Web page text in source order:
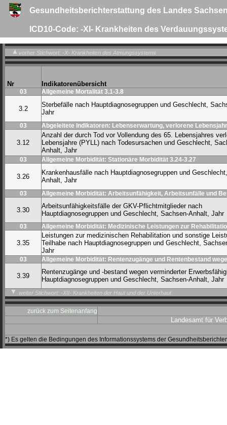
Gesundheitsberichterstattung des Landes
ICD10-Code: -XI- Krankheiten des
vorher Stichwort: -X- Krankheiten des Atmungssystems
Nr Indikatorenübersicht
03 Allgemeine Mortalität 3.1-3.8
3.2
Sterbefälle nach Hauptdiagnosegruppen und Geschlecht,
Jahr
03 Abgeleitete Indikatoren: Lebenserwartung, verlorene
3.12
Anzahl der durch Tod vor Vollendung des 65. Lebensjahres
Lebensjahre (PYLL) nach Todesursachen und Geschlecht,
Anhalt, Jahr
03 Allgemeine Morbidität: Stationäre Morbidität 3.24-3.27
3.26
Krankenhausfälle nach Hauptdiagnosegruppen und
Anhalt, Jahr
03 Allgemeine Morbidität: Arbeitsunfähigkeit, Arbeitsunfälle und
3.30
Arbeitsunfähigkeitsfälle der GKV-Pflichtmitglieder nach
Hauptdiagnosegruppen und Geschlecht, Sachsen-Anhalt, Jahr
03 Allgemeine Morbidität: Medizinische Leistungen zur
3.35
Leistungen zur medizinischen Rehabilitation und sonstige
Teilhabe nach Hauptdiagnosegruppen und Geschlecht,
Jahr
03 Allgemeine Morbidität: Rentenzugänge und Rentenbestand
3.39
Rentenzugänge und -bestand wegen verminderter
Hauptdiagnosegruppen und Geschlecht, Sachsen-Anhalt, Jahr
weiter Stichwort: -XII- Krankheiten der Haut und der Unterhaut
zurück zum Seitenanfang
Landesamt für
*) Es gelten die Bedingungen des Informationssystems der